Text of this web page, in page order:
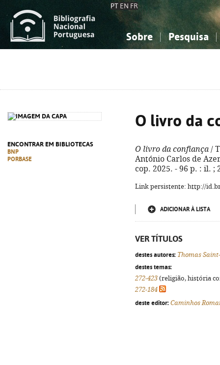
PT EN FR
Sobre Pesquisa
ENCONTRAR EM BIBLIOTECAS
BNP
PORBASE
O livro da
O livro da confiança /
António Carlos de
cop. 2025. - 96 p. : il. ;
Link persistente: http://
ADICIONAR À LISTA
VER TÍTULOS
destes autores: Thomas
destes temas:
272-423 (religião, história
272-184
deste editor: Caminhos